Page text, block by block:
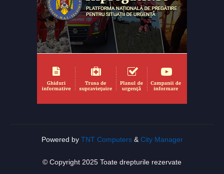
Powered by TNT Computers& City Manager
© Copyright 2025 Toate drepturile rezervate